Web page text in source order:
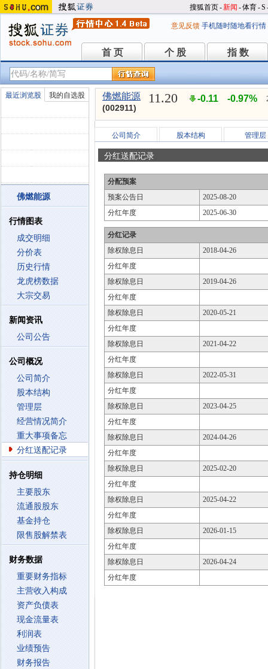
搜狐首页-新闻 -体育-S
意见反馈 手机随时随地看行情
首 页
首 页 个 股
个 股 指 数
指 数
最近浏览股 我的自选股
佛燃能源
行情图表
成交明细
分价表
历史行情
龙虎榜数据
大宗交易
新闻资讯
公司公告
公司概况
公司简介
股本结构
管理层
经营情况简介
重大事项备忘
分红送配记录
持仓明细
主要股东
流通股股东
基金持仓
限售股解禁表
财务数据
重要财务指标
主营收入构成
资产负债表
现金流量表
利润表
业绩预告
财务报告
佛燃能源
(002911)
11.20 -0.11 -0.97%
公司简介 股本结构 管理层
分红送配记录
分配预案
预案公告日
2025-08-20
分红年度
2025-06-30
分红记录
除权除息日
2018-04-26
分红年度
除权除息日
2019-04-26
分红年度
除权除息日
2020-05-21
分红年度
除权除息日
2021-04-22
分红年度
除权除息日
2022-05-31
分红年度
除权除息日
2023-04-25
分红年度
除权除息日
2024-04-26
分红年度
除权除息日
2025-02-20
分红年度
除权除息日
2025-04-22
分红年度
除权除息日
2026-01-15
分红年度
除权除息日
2026-04-24
分红年度